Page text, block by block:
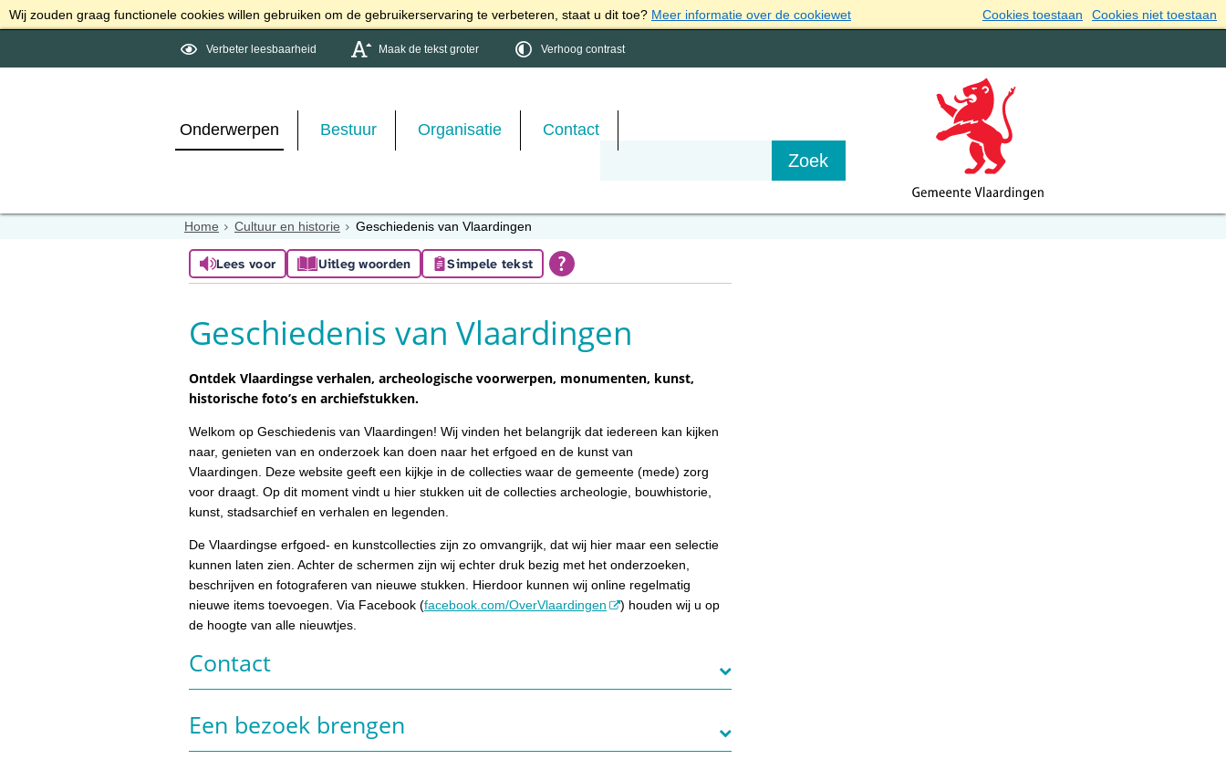
Wij zouden graag functionele cookies willen gebruiken om de gebruikerservaring te verbeteren, staat u dit toe? Meer informatie over de cookiewet Cookies toestaan Cookies niet toestaan
Verbeter leesbaarheid Maak de tekst groter Verhoog contrast
Onderwerpen Bestuur Organisatie Contact
Home Cultuur en historie Geschiedenis van Vlaardingen
Lees voor Uitleg woorden Simpele tekst
Geschiedenis van Vlaardingen
Ontdek Vlaardingse verhalen, archeologische voorwerpen, monumenten, kunst,
historische foto’s en archiefstukken.
Welkom op Geschiedenis van Vlaardingen! Wij vinden het belangrijk dat iedereen kan kijken
naar, genieten van en onderzoek kan doen naar het erfgoed en de kunst van
Vlaardingen. Deze website geeft een kijkje in de collecties waar de gemeente (mede) zorg
voor draagt. Op dit moment vindt u hier stukken uit de collecties archeologie, bouwhistorie,
kunst, stadsarchief en verhalen en legenden.
De Vlaardingse erfgoed- en kunstcollecties zijn zo omvangrijk, dat wij hier maar een selectie
kunnen laten zien. Achter de schermen zijn wij echter druk bezig met het onderzoeken,
beschrijven en fotograferen van nieuwe stukken. Hierdoor kunnen wij online regelmatig
nieuwe items toevoegen. Via Facebook (facebook.com/OverVlaardingen
) houden wij u op
de hoogte van alle nieuwtjes.
Contact
Een bezoek brengen